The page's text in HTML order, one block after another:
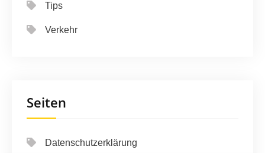
Tips
Verkehr
Seiten
Datenschutzerklärung